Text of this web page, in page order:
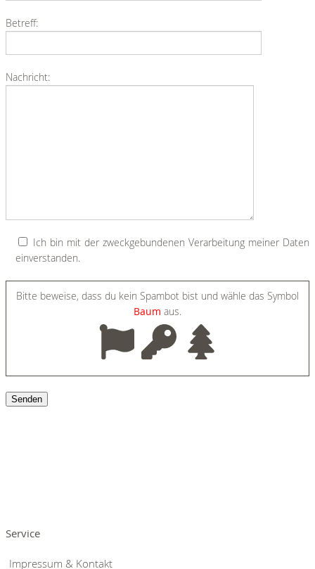
Betreff:
Nachricht:
Ich bin mit der zweckgebundenen Verarbeitung meiner Daten
einverstanden.
Bitte beweise, dass du kein Spambot bist und wähle das Symbol
Baum aus.
Service
Impressum & Kontakt